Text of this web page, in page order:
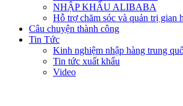
NHẬP KHẨU ALIBABA
Hỗ trợ chăm sóc và quản trị gian
Câu chuyện thành công
Tin Tức
Kinh nghiệm nhập hàng trung
Tin tức xuất khẩu
Video